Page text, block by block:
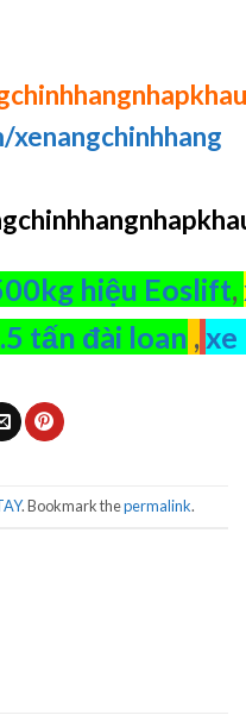
hiệu Eoslift,
tấn đài loan , xe
. Bookmark thepermalink.